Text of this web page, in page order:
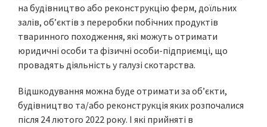
на будівництво або реконструкцію ферм, доїльних
залів, об’єктів з переробки побічних продуктів
тваринного походження, які можуть отримати
юридичні особи та фізичні особи-підприємці, що
провадять діяльність у галузі скотарства.
Відшкодування можна буде отримати за об’єкти,
будівництво та/або реконструкція яких розпочалися
після 24 лютого 2022 року. І які прийняті в